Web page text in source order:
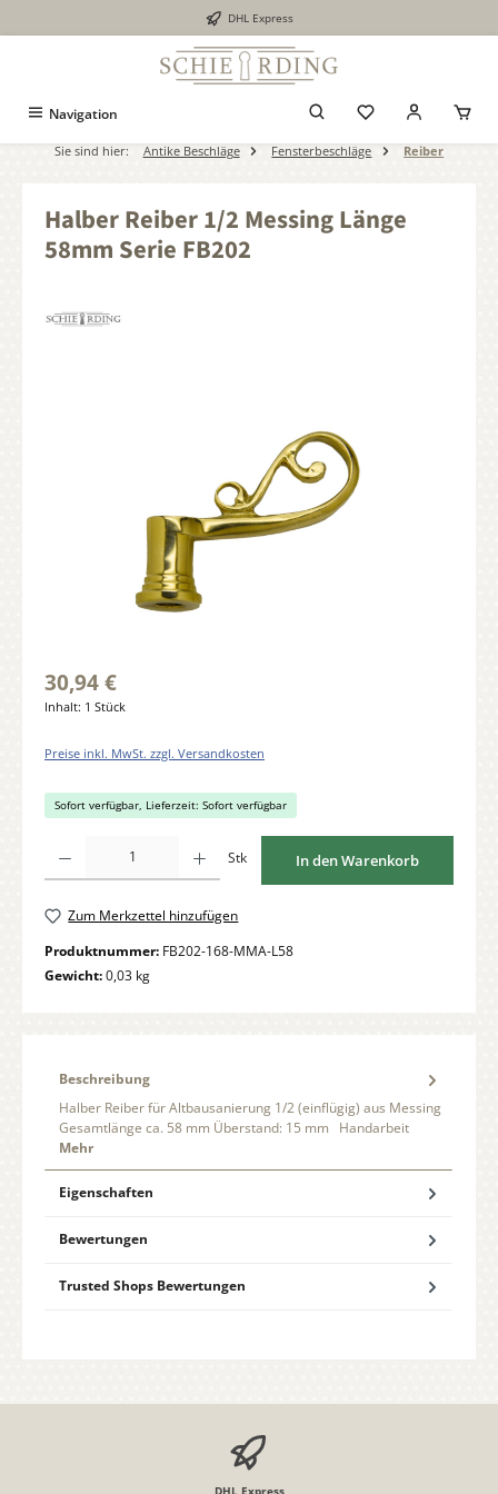
DHL Express
Navigation
Sie sind hier: Antike Beschläge Fensterbeschläge Reiber
Halber Reiber 1/2 Messing Länge
58mm Serie FB202
30,94 €
Inhalt: 1 Stück
Preise inkl. MwSt. zzgl. Versandkosten
Sofort verfügbar, Lieferzeit: Sofort verfügbar
Stk In den Warenkorb
Zum Merkzettel hinzufügen
Produktnummer: FB202-168-MMA-L58
Gewicht:0,03 kg
Beschreibung
Halber Reiber für Altbausanierung 1/2 (einflügig) aus Messing
Gesamtlänge ca. 58 mm Überstand: 15 mm Handarbeit
Mehr
Eigenschaften
Bewertungen
Trusted Shops Bewertungen
DHL Express